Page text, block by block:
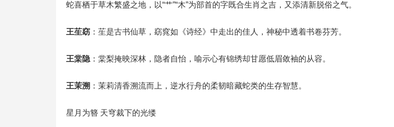
蛇喜栖于草木繁盛之地，以“艹”“木”为部首的字既合生肖之吉，又添清新脱俗之气。
王苼窈 ：苼是古书仙草，窈窕如《诗经》中走出的佳人，神秘中透着书卷芬芳。
王棠隐 ：棠梨掩映深林，隐者自怡，喻示心有锦绣却甘愿低眉敛袖的从容。
王茉溯 ：茉莉清香溯流而上，逆水行舟的柔韧暗藏蛇类的生存智慧。
星月为簪 天穹裁下的光缕